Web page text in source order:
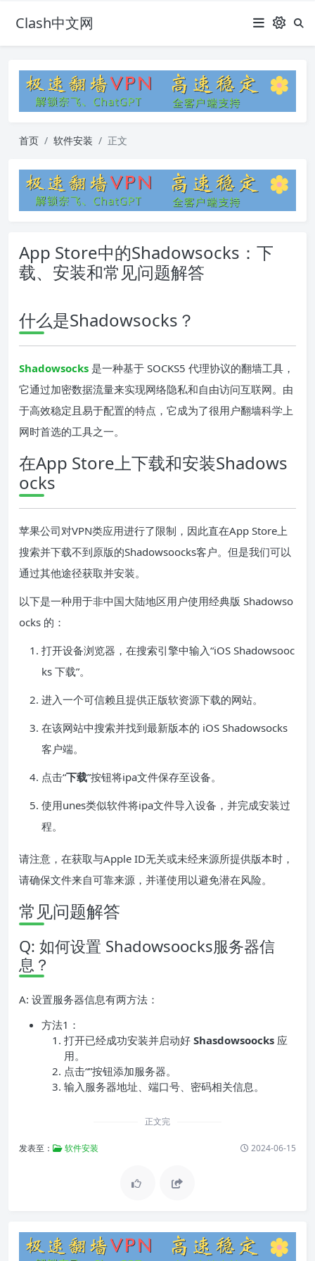
Clash中文网
首页 软件安装 正文
App Store中的Shadowsocks：下
载、安装和常见问题解答
什么是Shadowsocks？
Shadowsocks 是一种基于 SOCKS5 代理协议的翻墙工具，
它通过加密数据流量来实现网络隐私和自由访问互联网。由
于高效稳定且易于配置的特点，它成为了很用户翻墙科学上
网时首选的工具之一。
在App Store上下载和安装Shadows
ocks
苹果公司对VPN类应用进行了限制，因此直在App Store上
搜索并下载不到原版的Shadowsoocks客户。但是我们可以
通过其他途径获取并安装。
以下是一种用于非中国大陆地区用户使用经典版 Shadowso
ocks 的：
打开设备浏览器，在搜索引擎中输入“iOS Shadowsooc
ks 下载”。
进入一个可信赖且提供正版软资源下载的网站。
在该网站中搜索并找到最新版本的 iOS Shadowsocks
客户端。
点击“下载”按钮将ipa文件保存至设备。
使用unes类似软件将ipa文件导入设备，并完成安装过
程。
请注意，在获取与Apple ID无关或未经来源所提供版本时，
请确保文件来自可靠来源，并谨使用以避免潜在风险。
常见问题解答
Q: 如何设置 Shadowsoocks服务器信
息？
A: 设置服务器信息有两方法：
方法1：
打开已经成功安装并启动好 Shasdowsoocks 应
用。
点击“”按钮添加服务器。
输入服务器地址、端口号、密码相关信息。
正文完
发表至： 软件安装 2024-06-15